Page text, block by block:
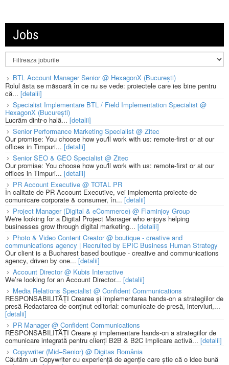
Jobs
BTL Account Manager Senior @ HexagonX (București)
Rolul ăsta se măsoară în ce nu se vede: proiectele care ies bine pentru
că... [detalii]
Specialist Implementare BTL / Field Implementation Specialist @
HexagonX (București)
Lucrăm dintr-o hală...[detalii]
Senior Performance Marketing Specialist @ Zitec
Our promise: You choose how you'll work with us: remote-first or at our
offices in Timpuri... [detalii]
Senior SEO & GEO Specialist @ Zitec
Our promise: You choose how you'll work with us: remote-first or at our
offices in Timpuri... [detalii]
PR Account Executive @ TOTAL PR
În calitate de PR Account Executive, vei implementa proiecte de
comunicare corporate & consumer, în... [detalii]
Project Manager (Digital & eCommerce) @ Flaminjoy Group
We're looking for a Digital Project Manager who enjoys helping
businesses grow through digital marketing... [detalii]
Photo & Video Content Creator @ boutique - creative and
communications agency | Recruited by EPIC Business Human Strategy
Our client is a Bucharest based boutique - creative and communications
agency, driven by one... [detalii]
Account Director @ Kubis Interactive
We’re looking for an Account Director... [detalii]
Media Relations Specialist @ Confident Communications
RESPONSABILITĂȚI Crearea și implementarea hands-on a strategiilor de
presă Redactarea de conținut editorial: comunicate de presă, interviuri,...
[detalii]
PR Manager @ Confident Communications
RESPONSABILITĂȚI Creare și implementare hands-on a strategiilor de
comunicare integrată pentru clienți B2B & B2C Implicare activă... [detalii]
Copywriter (Mid–Senior) @ Digitas România
Căutăm un Copywriter cu experiență de agenție care știe că o idee bună